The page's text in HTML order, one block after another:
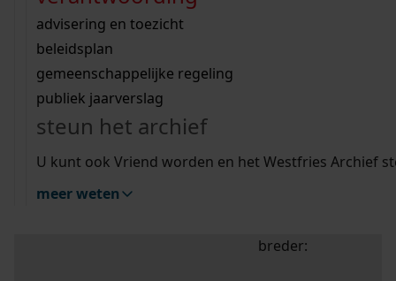
bouwvergunningen
omgevingsvergunningen
vergunningen
beeld en geluid
uitleg nodig?
Wij helpen u op weg met een aantal zoektips.
bekijk alle zoektips
Wij helpen u op weg met een aantal zoektips.
bekijk alle zoektips
bekijk ons geschiedenislokaal
advisering en toezicht
beleidsplan
gemeenschappelijke regeling
publiek jaarverslag
steun het archief
U kunt ook Vriend worden en het Westfries Archief
meer weten
zoektips
Mijn Studiezaal (inloggen)
uw zoekopdracht te
breder: